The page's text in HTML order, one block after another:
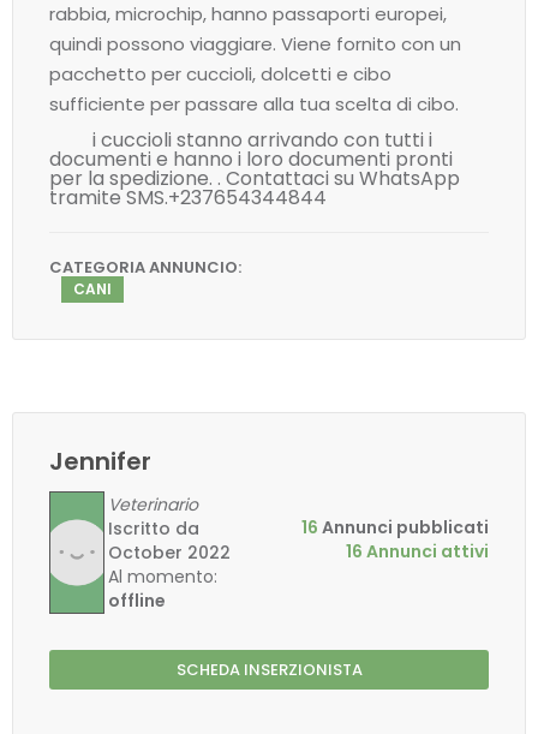
rabbia, microchip, hanno passaporti europei,
quindi possono viaggiare. Viene fornito con un
pacchetto per cuccioli, dolcetti e cibo
sufficiente per passare alla tua scelta di cibo.
i cuccioli stanno arrivando con tutti i
documenti e hanno i loro documenti pronti
per la spedizione. . Contattaci su WhatsApp
tramite SMS.+237654344844
CATEGORIA ANNUNCIO:
CANI
Jennifer
Veterinario
Iscritto da
October 2022
Al momento:
offline
16 Annunci pubblicati
16 Annunci attivi
SCHEDA INSERZIONISTA